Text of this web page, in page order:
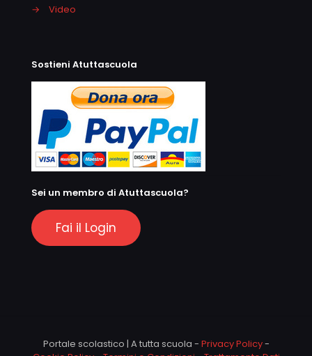
→
Video
Sostieni Atuttascuola
Sei un membro di Atuttascuola?
Fai il Login
Portale scolastico | A tutta scuola - Privacy Policy-